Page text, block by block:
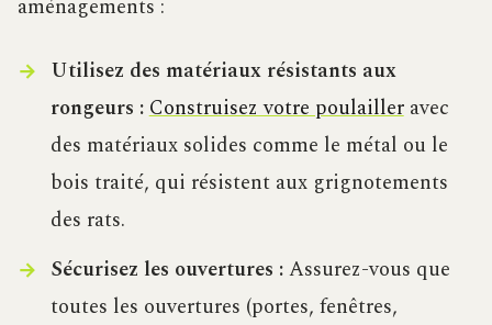
aménagements :
Utilisez des matériaux résistants aux
rongeurs :Construisez votre poulailleravec
des matériaux solides comme le métal ou le
bois traité, qui résistent aux grignotements
des rats.
Sécurisez les ouvertures :Assurez-vous que
toutes les ouvertures (portes, fenêtres,